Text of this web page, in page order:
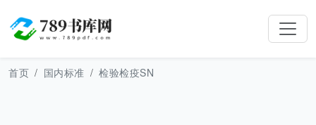
首页 国内标准 检验检疫SN